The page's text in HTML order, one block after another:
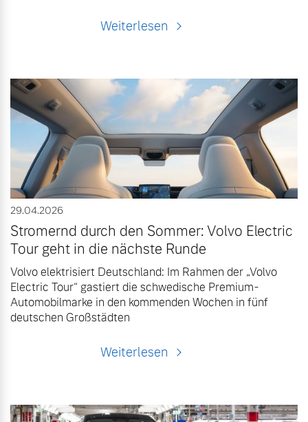
Weiterlesen
29.04.2026
Stromernd durch den Sommer: Volvo Electric
Tour geht in die nächste Runde
Volvo elektrisiert Deutschland: Im Rahmen der „Volvo
Electric Tour“ gastiert die schwedische Premium-
Automobilmarke in den kommenden Wochen in fünf
deutschen Großstädten
Weiterlesen